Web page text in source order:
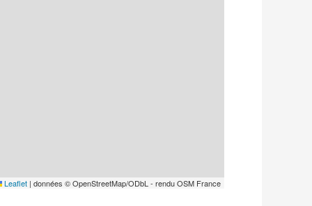
Leaflet | données © OpenStreetMap/ODbL - rendu OSM France